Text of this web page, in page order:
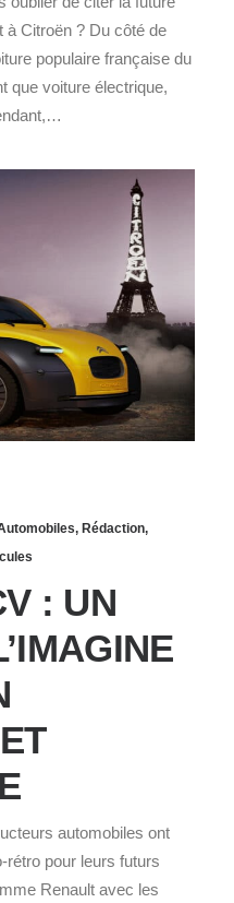
à Citroën ? Du côté de
populaire française du
que voiture électrique,
, Rédaction,
: UN
automobiles ont
rétro pour leurs futurs
Renault avec les